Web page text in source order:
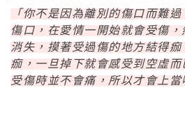
「你不是因為離別的傷口而難
傷口，在愛情一開始就會受傷
消失，摸著受過傷的地方結得
痂，一旦掉下就會感受到空虛而
受傷時並不會痛，所以才會上當